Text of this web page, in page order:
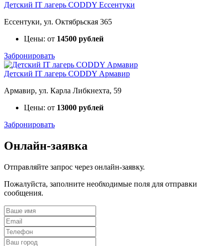
Детский IT лагерь CODDY Ессентуки
Ессентуки, ул. Октябрьская 365
Цены: от 14500 рублей
Забронировать
Детский IT лагерь CODDY Армавир
Армавир, ул. Карла Либкнехта, 59
Цены: от 13000 рублей
Забронировать
Онлайн-заявка
Отправляйте запрос через онлайн-заявку.
Пожалуйста, заполните необходимые поля для отправки
сообщения.